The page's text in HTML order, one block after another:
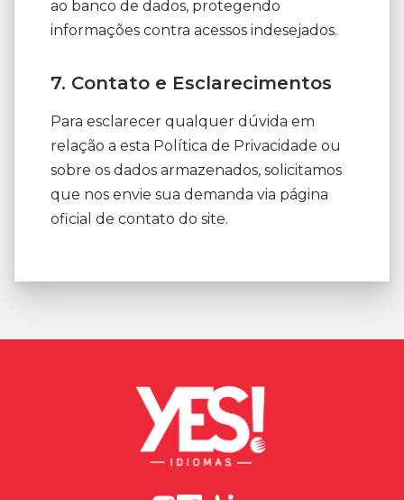
ao banco de dados, protegendo
informações contra acessos indesejados.
7. Contato e Esclarecimentos
Para esclarecer qualquer dúvida em
relação a esta Política de Privacidade ou
sobre os dados armazenados, solicitamos
que nos envie sua demanda via página
oficial de contato do site.